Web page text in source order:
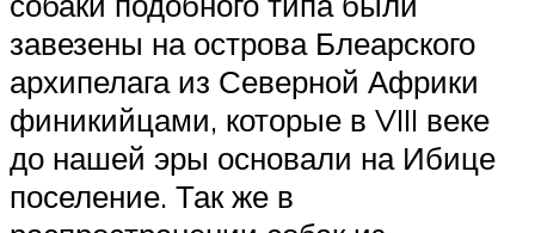
завезены на острова Блеарского
архипелага из Северной Африки
финикийцами, которые в VIII веке
до нашей эры основали на Ибице
поселение. Так же в